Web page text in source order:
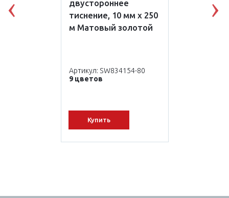
двустороннее
тиснение, 10 мм х 250
м Матовый золотой
Артикул: SW834154-80
9 цветов
Купить